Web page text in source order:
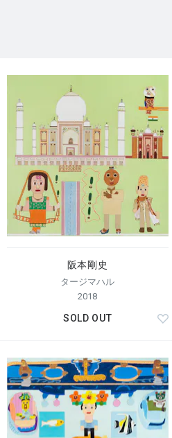
阪本剛史
タージマハル
2018
SOLD OUT